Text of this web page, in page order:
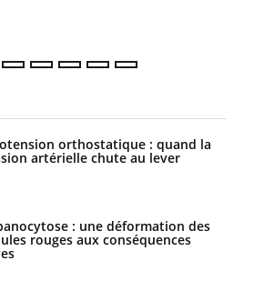
orthostatique : quand la
artérielle chute au lever
: une déformation des
rouges aux conséquences